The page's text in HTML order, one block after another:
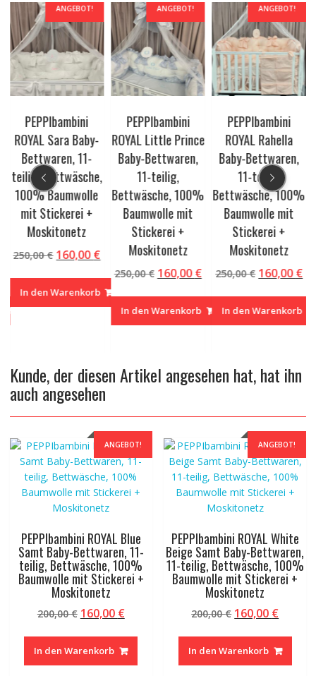
€.
ANGEBOT!
PEPPIbambini
ROYAL Sara Baby-
Bettwaren, 11-
teilig, Bettwäsche,
100% Baumwolle
mit Stickerei +
Moskitonetz
250,00€ Ursprünglicher
war:
250,00 €
160,00€Aktueller
Preis
ist:
160,00 €.
In den Warenkorb
ANGEBOT!
PEPPIbambini
ROYAL Little Prince
Baby-Bettwaren,
11-teilig,
Bettwäsche, 100%
Baumwolle mit
Stickerei +
Moskitonetz
250,00€ Ursprünglicher
war:
250,00 €
160,00€Aktueller
ist:
160,00 €.
In den Warenkorb
ANGEBOT!
PEPPIbambini
ROYAL Rahella
Baby-Bettwaren,
11-teilig,
Bettwäsche, 100%
Baumwolle mit
Stickerei +
Moskitonetz
250,00€
war:
250,00 €
160,00€
In den Warenkorb
Kunde, der diesen Artikel angesehen hat, hat ihn
auch angesehen
ANGEBOT!
PEPPIbambini ROYAL Blue
Samt Baby-Bettwaren, 11-
teilig, Bettwäsche, 100%
Baumwolle mit Stickerei +
Moskitonetz
200,00€ Ursprünglicher
war:
200,00 €
160,00 €Aktueller
ist:
160,00 €.
In den Warenkorb
ANGEBOT!
PEPPIbambini ROYAL White
Beige Samt Baby-Bettwaren,
11-teilig, Bettwäsche, 100%
Baumwolle mit Stickerei +
Moskitonetz
200,00€ Ursprünglicher
war:
200,00 €
160,00 €
ist:
160,00
In den Warenkorb